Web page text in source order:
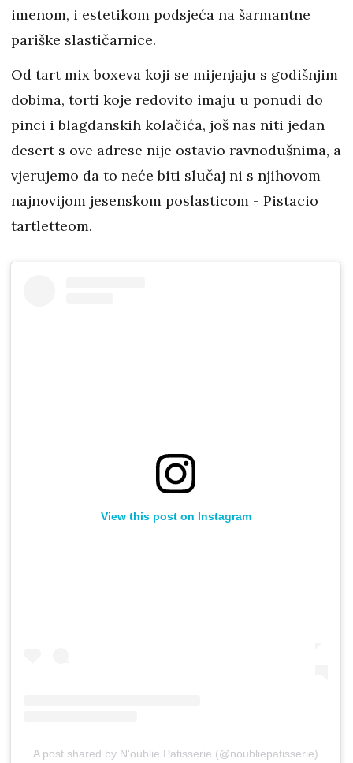
imenom, i estetikom podsjeća na šarmantne
pariške slastičarnice.
Od tart mix boxeva koji se mijenjaju s godišnjim
dobima, torti koje redovito imaju u ponudi do
pinci i blagdanskih kolačića, još nas niti jedan
desert s ove adrese nije ostavio ravnodušnima, a
vjerujemo da to neće biti slučaj ni s njihovom
najnovijom jesenskom poslasticom - Pistacio
tartletteom.
View this post on Instagram
A post shared by N'oublie Patisserie (@noubliepatisserie)